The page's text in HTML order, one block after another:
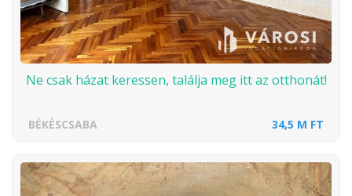
Ne csak házat keressen, találja meg itt az otthonát!
BÉKÉSCSABA 34,5 M FT